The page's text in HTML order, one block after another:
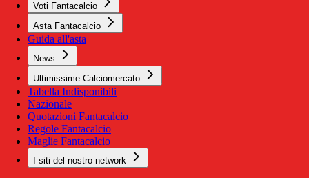
Voti Fantacalcio
Asta Fantacalcio
Guida all'asta
News
Ultimissime Calciomercato
Tabella Indisponibili
Nazionale
Quotazioni Fantacalcio
Regole Fantacalcio
Maglie Fantacalcio
I siti del nostro network